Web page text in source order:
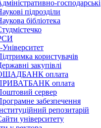
господарські
підрозділи
бібліотека
Університет
користувачів
закупівлі
оплата
оплата
сервер
забезпечення
репозитарій
університету